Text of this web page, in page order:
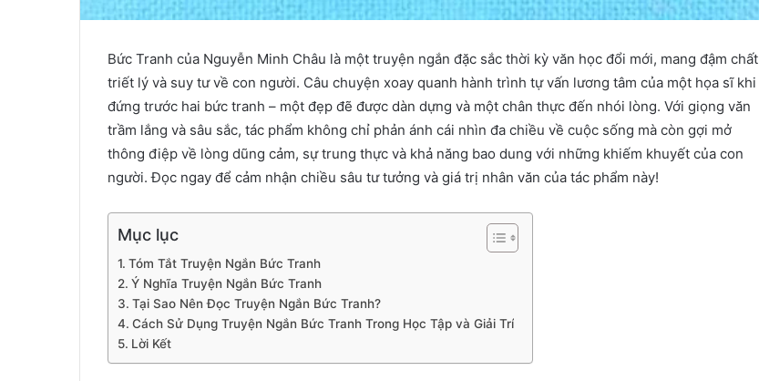
Bức Tranh của Nguyễn Minh Châu là một truyện ngắn đặc sắc thời kỳ văn học đổi mới, mang đậm chất
triết lý và suy tư về con người. Câu chuyện xoay quanh hành trình tự vấn lương tâm của một họa sĩ khi
đứng trước hai bức tranh – một đẹp đẽ được dàn dựng và một chân thực đến nhói lòng. Với giọng văn
trầm lắng và sâu sắc, tác phẩm không chỉ phản ánh cái nhìn đa chiều về cuộc sống mà còn gợi mở
thông điệp về lòng dũng cảm, sự trung thực và khả năng bao dung với những khiếm khuyết của con
người. Đọc ngay để cảm nhận chiều sâu tư tưởng và giá trị nhân văn của tác phẩm này!
Mục lục
Tóm Tắt Truyện Ngắn Bức Tranh
Ý Nghĩa Truyện Ngắn Bức Tranh
Tại Sao Nên Đọc Truyện Ngắn Bức Tranh?
Cách Sử Dụng Truyện Ngắn Bức Tranh Trong Học Tập và Giải Trí
Lời Kết